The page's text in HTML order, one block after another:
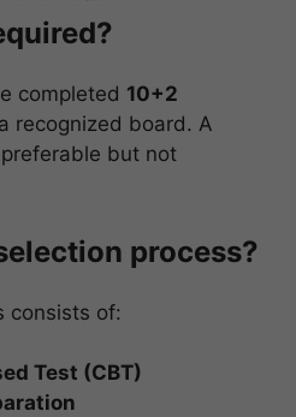
completed 10+2
recognized board. A
but not
process?
consists of:
Test (CBT)